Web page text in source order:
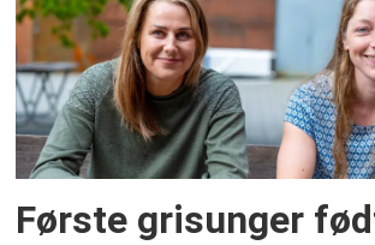
Første grisunger